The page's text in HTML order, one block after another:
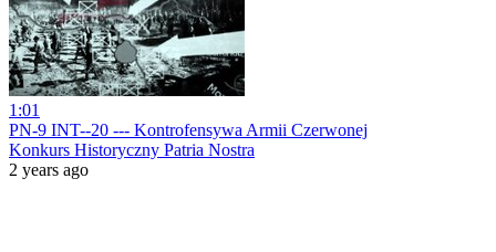
1:01
PN-9 INT--20 --- Kontrofensywa Armii Czerwonej
Konkurs Historyczny Patria Nostra
2 years ago